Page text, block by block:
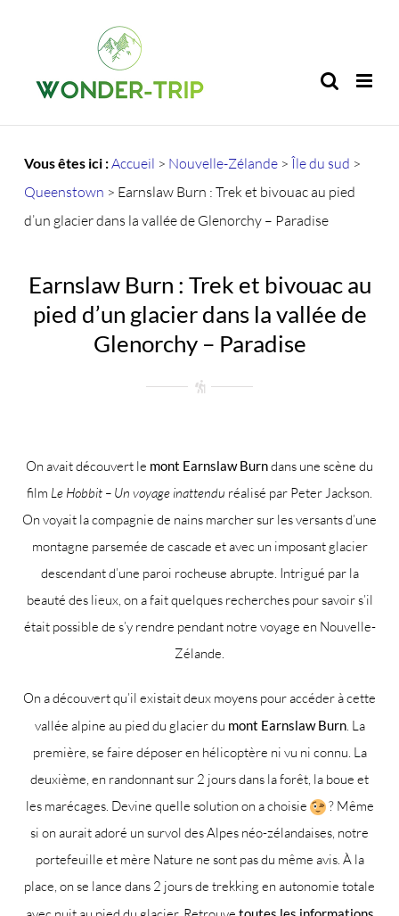
Vous êtes ici :Accueil > Nouvelle-Zélande> Île du sud >
Queenstown > Earnslaw Burn : Trek et bivouac au pied
d’un glacier dans la vallée de Glenorchy – Paradise
Earnslaw Burn : Trek et bivouac au
pied d’un glacier dans la vallée de
Glenorchy – Paradise
On avait découvert le mont Earnslaw Burndans une scène du
film Le Hobbit – Un voyage inattendu réalisé par Peter Jackson.
On voyait la compagnie de nains marcher sur les versants d’une
montagne parsemée de cascade et avec un imposant glacier
descendant d’une paroi rocheuse abrupte. Intrigué par la
beauté des lieux, on a fait quelques recherches pour savoir s’il
était possible de s’y rendre pendant notre voyage en Nouvelle-
Zélande.
On a découvert qu’il existait deux moyens pour accéder à cette
vallée alpine au pied du glacier du mont Earnslaw Burn. La
première, se faire déposer en hélicoptère ni vu ni connu. La
deuxième, en randonnant sur 2 jours dans la forêt, la boue et
les marécages. Devine quelle solution on a choisie
? Même
si on aurait adoré un survol des Alpes néo-zélandaises, notre
portefeuille et mère Nature ne sont pas du même avis. À la
place, on se lance dans 2 jours de trekking en autonomie totale